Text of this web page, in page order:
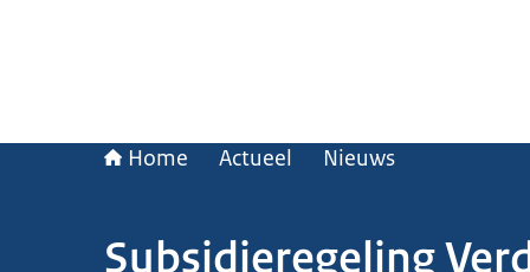
Home Actueel Nieuws
Subsidieregeling